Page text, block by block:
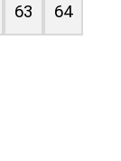
63 64